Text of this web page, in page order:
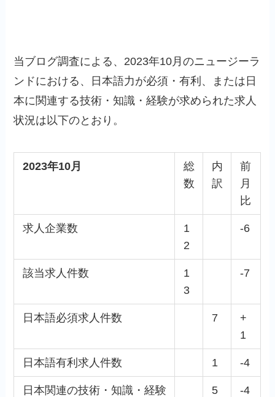
当ブログ調査による、2023年10月のニュージーラ
ンドにおける、日本語力が必須・有利、または日
本に関連する技術・知識・経験が求められた求人
状況は以下のとおり。
2023年10月
総
数
内
訳
前
月
比
求人企業数
1
2
-6
該当求人件数
1
3
-7
日本語必須求人件数 7
+
1
日本語有利求人件数 1 -4
日本関連の技術・知識・経験
5 -4